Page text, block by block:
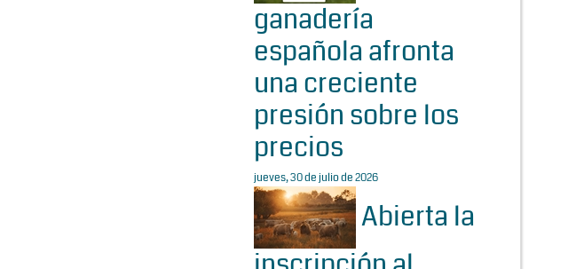
ganadería
española afronta
una creciente
presión sobre los
precios
jueves, 30 de julio de 2026
Abierta la